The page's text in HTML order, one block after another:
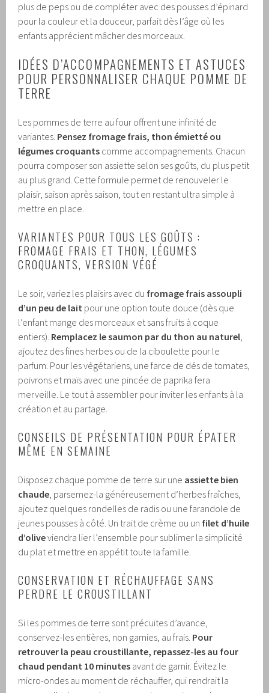
plus de peps ou de compléter avec des pousses d’épinard
pour la couleur et la douceur, parfait dès l’âge où les
enfants apprécient mâcher des morceaux.
IDÉES D’ACCOMPAGNEMENTS ET ASTUCES
POUR PERSONNALISER CHAQUE POMME DE
TERRE
Les pommes de terre au four offrent une infinité de
variantes. Pensez fromage frais, thon émietté ou
légumes croquants comme accompagnements. Chacun
pourra composer son assiette selon ses goûts, du plus petit
au plus grand. Cette formule permet de renouveler le
plaisir, saison après saison, tout en restant ultra simple à
mettre en place.
VARIANTES POUR TOUS LES GOÛTS :
FROMAGE FRAIS ET THON, LÉGUMES
CROQUANTS, VERSION VÉGÉ
Le soir, variez les plaisirs avec du fromage frais assoupli
d’un peu de lait pour une option toute douce (dès que
l’enfant mange des morceaux et sans fruits à coque
entiers). Remplacez le saumon par du thon au naturel
ajoutez des fines herbes ou de la ciboulette pour le
parfum. Pour les végétariens, une farce de dés de tomates,
poivrons et maïs avec une pincée de paprika fera
merveille. Le tout à assembler pour inviter les enfants à la
création et au partage.
CONSEILS DE PRÉSENTATION POUR ÉPATER
MÊME EN SEMAINE
Disposez chaque pomme de terre sur une assiette bien
chaude , parsemez-la généreusement d’herbes fraîches,
ajoutez quelques rondelles de radis ou une farandole de
jeunes pousses à côté. Un trait de crème ou un filet d’huile
d’oliveviendra lier l’ensemble pour sublimer la simplicité
du plat et mettre en appétit toute la famille.
CONSERVATION ET RÉCHAUFFAGE SANS
PERDRE LE CROUSTILLANT
Si les pommes de terre sont précuites d’avance,
conservez-les entières, non garnies, au frais. Pour
retrouver la peau croustillante, repassez-les au four
chaud pendant 10 minutes avant de garnir. Évitez le
micro-ondes au moment de réchauffer, qui rendrait la